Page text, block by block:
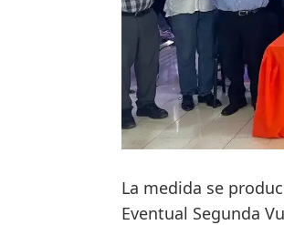
La medida se
Eventual Segunda